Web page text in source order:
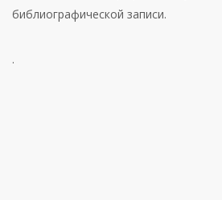
библиографической записи.
.